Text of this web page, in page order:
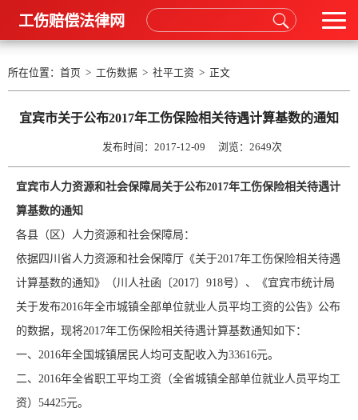
工伤赔偿法律网
所在位置： 首页 > 工伤数据 > 社平工资 > 正文
宜宾市关于公布2017年工伤保险相关待遇计算基数的通知
发布时间：2017-12-09 浏览： 2649次
宜宾市人力资源和社会保障局关于公布2017年工伤保险相关待遇计
算基数的通知
各县（区）人力资源和社会保障局：
依据四川省人力资源和社会保障厅《关于2017年工伤保险相关待遇
计算基数的通知》（川人社函〔2017〕918号）、《宜宾市统计局
关于发布2016年全市城镇全部单位就业人员平均工资的公告》公布
的数据，现将2017年工伤保险相关待遇计算基数通知如下：
一、2016年全国城镇居民人均可支配收入为33616元。
二、2016年全省职工平均工资（全省城镇全部单位就业人员平均工
资）54425元。